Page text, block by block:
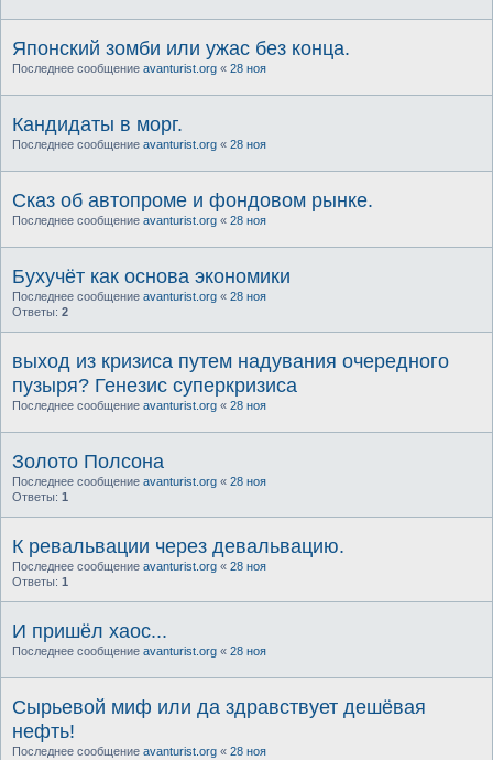
Японский зомби или ужас без конца.
Последнее сообщение avanturist.org « 28 ноя
Кандидаты в морг.
Последнее сообщение avanturist.org « 28 ноя
Сказ об автопроме и фондовом рынке.
Последнее сообщение avanturist.org « 28 ноя
Бухучёт как основа экономики
Последнее сообщение avanturist.org « 28 ноя
Ответы: 2
выход из кризиса путем надувания очередного
пузыря? Генезис суперкризиса
Последнее сообщение avanturist.org « 28 ноя
Золото Полсона
Последнее сообщение avanturist.org « 28 ноя
Ответы: 1
К ревальвации через девальвацию.
Последнее сообщение avanturist.org « 28 ноя
Ответы: 1
И пришёл хаос...
Последнее сообщение avanturist.org « 28 ноя
Сырьевой миф или да здравствует дешёвая
нефть!
Последнее сообщение avanturist.org « 28 ноя